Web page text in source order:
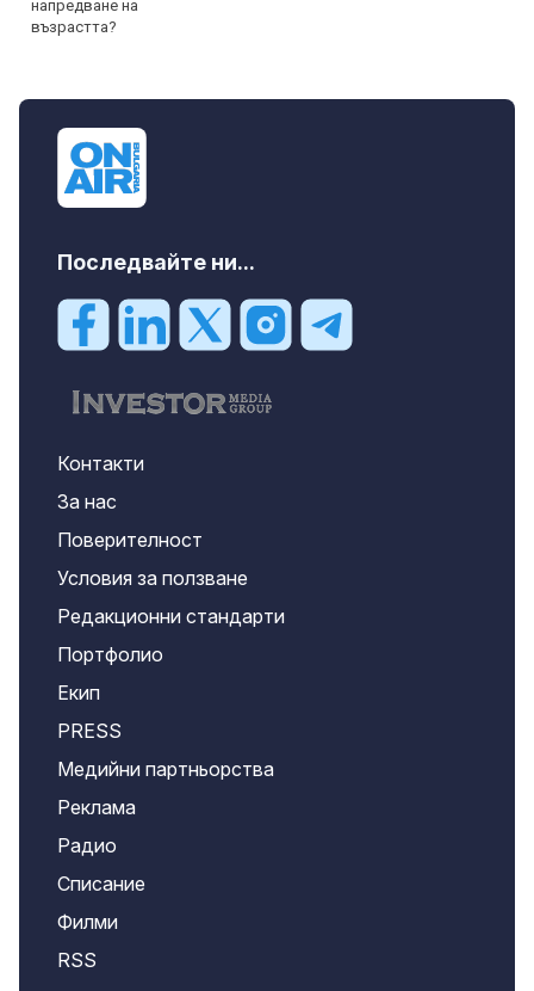
Последвайте ни...
Контакти
За нас
Поверителност
Условия за ползване
Редакционни стандарти
Портфолио
Екип
PRESS
Медийни партньорства
Реклама
Радио
Списание
Филми
RSS